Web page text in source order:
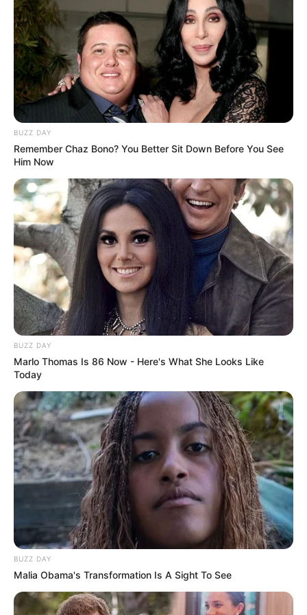
Veja também:
Flores de Fuxico – Ideias Lindas e Criativas
3 Modelos de Flores de Tecido Passo a Passo
BUZZ DAY
Remember Chaz Bono? You Better Sit Down Before You See
Him Now
BUZZ DAY
Marlo Thomas Is 86 Now - Here's What She Looks Like
Today
BUZZ DAY
Malia Obama's Transformation Is A Sight To See